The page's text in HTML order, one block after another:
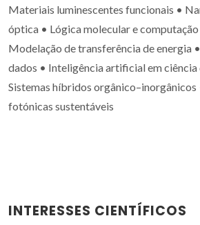
Materiais luminescentes funcionais •
óptica • Lógica molecular e
Modelação de transferência de energia
dados • Inteligência artificial em ciência
Sistemas híbridos orgânico–inorgânicos
fotónicas sustentáveis
INTERESSES CIENTÍFICOS